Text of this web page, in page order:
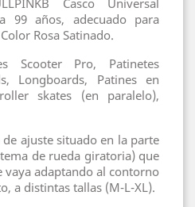
Casco Universal
99 años, adecuado para
Rosa Satinado.
Scooter Pro, Patinetes
Longboards, Patines en
skates (en paralelo),
ajuste situado en la parte
de rueda giratoria) que
vaya adaptando al contorno
a distintas tallas (M-L-XL).